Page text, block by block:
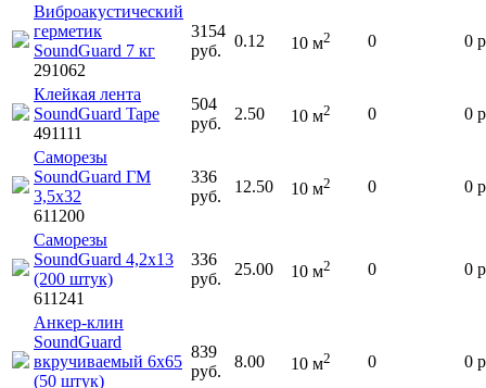
Виброакустический
герметик
SoundGuard 7 кг
291062
3154
руб.
0.12 10 м2 0 0
Клейкая лента
SoundGuard Tape
491111
504
руб.
2.50 10 м2 0 0
Саморезы
SoundGuard ГМ
3,5х32
611200
336
руб.
12.50 10 м2 0 0
Саморезы
SoundGuard 4,2х13
(200 штук)
611241
336
руб.
25.00 10 м2 0 0
Анкер-клин
SoundGuard
вкручиваемый 6х65
(50 штук)
839
руб.
8.00 10 м2 0 0